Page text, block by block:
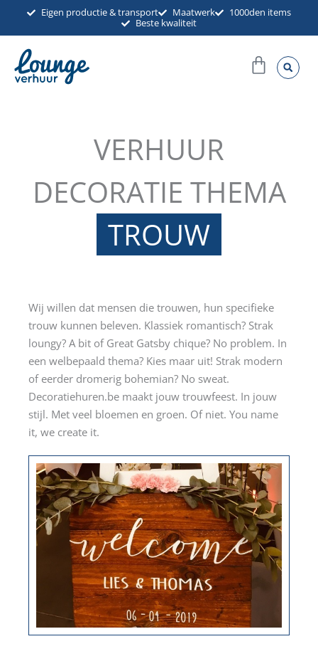
inhoud
Eigen productie & transport Maatwerk
1000den items
Beste kwaliteit
VERHUUR
DECORATIE THEMA
TROUW
Wij willen dat mensen die trouwen, hun specifieke
trouw kunnen beleven. Klassiek romantisch? Strak
loungy? A bit of Great Gatsby chique? No problem. In
een welbepaald thema? Kies maar uit! Strak modern
of eerder dromerig bohemian? No sweat.
Decoratiehuren.be maakt jouw trouwfeest. In jouw
stijl. Met veel bloemen en groen. Of niet. You name
it, we create it.